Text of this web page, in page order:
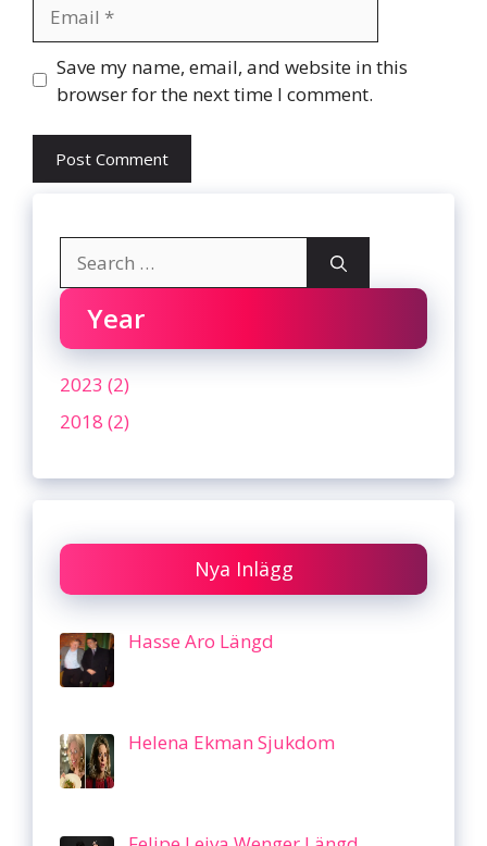
Website
Save my name, email, and website in this
browser for the next time I comment.
for:
Year
2023 (2)
2018 (2)
Nya Inlägg
Hasse Aro Längd
Helena Ekman Sjukdom